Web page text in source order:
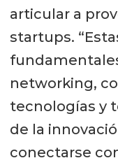
articular a
startups.
networking,
tecnologías y
de la
conectarse